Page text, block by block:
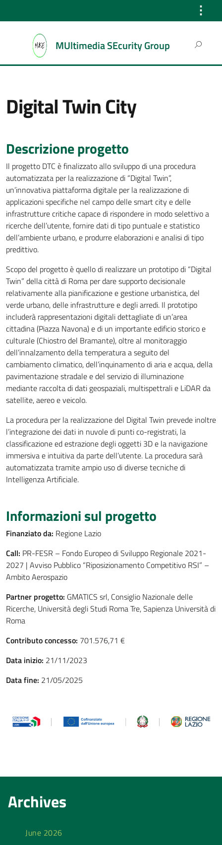
⋮
MUltimedia SEcurity Group
Digital Twin City
Descrizione progetto
Il progetto DTC è finalizzato allo sviluppo di una procedura
automatizzata per la realizzazione di “Digital Twin”,
un’innovativa piattaforma digitale per la realizzazione di
applicazioni specifiche nel campo delle smart city e delle
infrastrutture critiche capace di rispondere in modo selettivo a
ricerche dell’utente, fornire dati di tipo puntuale e statistico
dell’ambiente urbano, e produrre elaborazioni e analisi di tipo
predittivo.
Scopo del progetto è quello di realizzare un prototipo di “Digital
Twin” della città di Roma per dare supporto decisionale
relativamente alla pianificazione e gestione urbanistica, del
verde urbano, delle infrastrutture e degli arredi. Il prototipo
includerà rappresentazioni digitali dettagliate di un’area
cittadina (Piazza Navona) e di un importante edificio storico e
culturale (Chiostro del Bramante), oltre al monitoraggio
dell’innalzamento della temperatura a seguito del
cambiamento climatico, dell’inquinamento di aria e acqua, della
pavimentazione stradale e del servizio di illuminazione
mediante raccolta di dati geospaziali, multispettrali e LiDAR da
satellite, aereo e veicolo.
La procedura per la realizzazione del Digital Twin prevede inoltre
l’integrazione dei dati in nuvole di punti co-registrati, la
classificazione ed estrazione degli oggetti 3D e la navigazione
immersiva e intuitiva da parte dell’utente. La procedura sarà
automatizzata tramite ampio uso di diverse tecniche di
Intelligenza Artificiale.
Informazioni sul progetto
Finanziato da: Regione Lazio
Call: PR-FESR – Fondo Europeo di Sviluppo Regionale 2021-
2027 | Avviso Pubblico “Riposizionamento Competitivo RSI” –
Ambito Aerospazio
Partner progetto: GMATICS srl, Consiglio Nazionale delle
Ricerche, Università degli Studi Roma Tre, Sapienza Università di
Roma
Contributo concesso: 701.576,71 €
Data inizio: 21/11/2023
Data fine: 21/05/2025
Archives
June 2026